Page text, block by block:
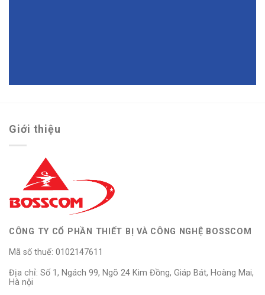
Giới thiệu
CÔNG TY CỔ PHẦN THIẾT BỊ VÀ CÔNG NGHỆ BOSSCOM
Mã số thuế: 0102147611
Địa chỉ: Số 1, Ngách 99, Ngõ 24 Kim Đồng, Giáp Bát, Hoàng Mai,
Hà nội